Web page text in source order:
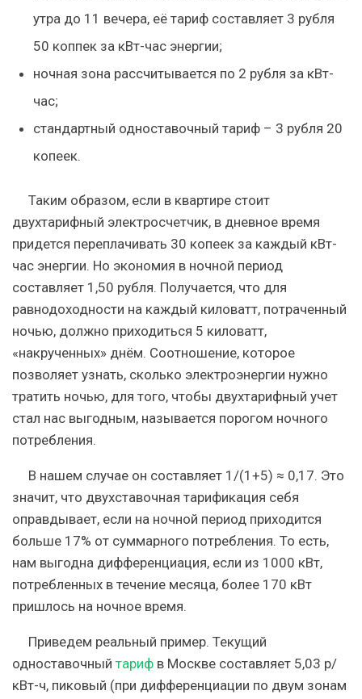
утра до 11 вечера, её тариф составляет 3 рубля
50 коппек за кВт-час энергии;
ночная зона рассчитывается по 2 рубля за кВт-
час;
стандартный одноставочный тариф – 3 рубля 20
копеек.
Таким образом, если в квартире стоит
двухтарифный электросчетчик, в дневное время
придется переплачивать 30 копеек за каждый кВт-
час энергии. Но экономия в ночной период
составляет 1,50 рубля. Получается, что для
равнодоходности на каждый киловатт, потраченный
ночью, должно приходиться 5 киловатт,
«накрученных» днём. Соотношение, которое
позволяет узнать, сколько электроэнергии нужно
тратить ночью, для того, чтобы двухтарифный учет
стал нас выгодным, называется порогом ночного
потребления.
В нашем случае он составляет 1/(1+5) ≈ 0,17. Это
значит, что двухставочная тарификация себя
оправдывает, если на ночной период приходится
больше 17% от суммарного потребления. То есть,
нам выгодна дифференциация, если из 1000 кВт,
потребленных в течение месяца, более 170 кВт
пришлось на ночное время.
Приведем реальный пример. Текущий
одноставочный тариф в Москве составляет 5,03 р/
кВт-ч, пиковый (при дифференциации по двум зонам